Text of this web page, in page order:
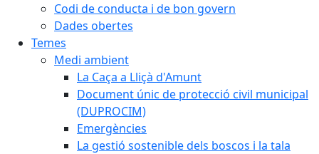
Codi de conducta i de bon govern
Dades obertes
Temes
Medi ambient
La Caça a Lliçà d'Amunt
Document únic de protecció civil municipal
(DUPROCIM)
Emergències
La gestió sostenible dels boscos i la tala